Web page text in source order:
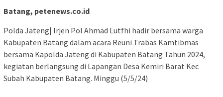
Batang, petenews.co.id
Polda Jateng| Irjen Pol Ahmad Lutfhi hadir bersama warga
Kabupaten Batang dalam acara Reuni Trabas Kamtibmas
bersama Kapolda Jateng di Kabupaten Batang Tahun 2024,
kegiatan berlangsung di Lapangan Desa Kemiri Barat Kec
Subah Kabupaten Batang. Minggu (5/5/24)